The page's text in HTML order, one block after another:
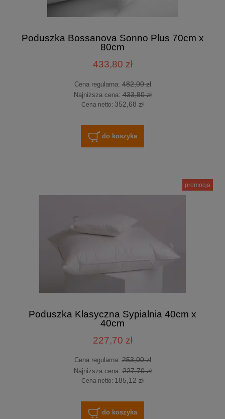
Poduszka Bossanova Sonno Plus 70cm x
80cm
433,80 zł
Cena regularna:482,00 zł
Najniższa cena:433,80 zł
Cena netto: 352,68 zł
do koszyka
Poduszka Klasyczna Sypialnia 40cm x
40cm
227,70 zł
Cena regularna:253,00 zł
Najniższa cena:227,70 zł
Cena netto: 185,12 zł
do koszyka
promocja